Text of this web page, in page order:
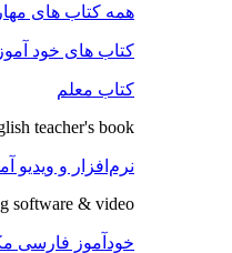
همه کتاب های
کتاب های خود
کتاب معلم
teacher's book
نرم‌افزار و ویدیو
software & video
خودآموز فارسی